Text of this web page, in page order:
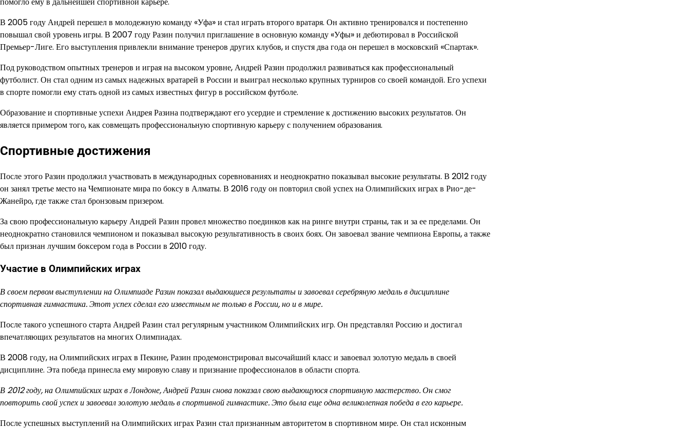
В 2005 году Андрей перешел в молодежную команду «Уфа» и стал играть второго вратаря. Он активно тренировался и постепенно
повышал свой уровень игры. В 2007 году Разин получил приглашение в основную команду «Уфы» и дебютировал в Российской
Премьер-Лиге. Его выступления привлекли внимание тренеров других клубов, и спустя два года он перешел в московский «Спартак».
Под руководством опытных тренеров и играя на высоком уровне, Андрей Разин продолжил развиваться как профессиональный
футболист. Он стал одним из самых надежных вратарей в России и выиграл несколько крупных турниров со своей командой. Его успехи
в спорте помогли ему стать одной из самых известных фигур в российском футболе.
Образование и спортивные успехи Андрея Разина подтверждают его усердие и стремление к достижению высоких результатов. Он
является примером того, как совмещать профессиональную спортивную карьеру с получением образования.
Спортивные достижения
После этого Разин продолжил участвовать в международных соревнованиях и неоднократно показывал высокие результаты. В 2012 году
он занял третье место на Чемпионате мира по боксу в Алматы. В 2016 году он повторил свой успех на Олимпийских играх в Рио-де-
Жанейро, где также стал бронзовым призером.
За свою профессиональную карьеру Андрей Разин провел множество поединков как на ринге внутри страны, так и за ее пределами. Он
неоднократно становился чемпионом и показывал высокую результативность в своих боях. Он завоевал звание чемпиона Европы, а также
был признан лучшим боксером года в России в 2010 году.
Участие в Олимпийских играх
В своем первом выступлении на Олимпиаде Разин показал выдающиеся результаты и завоевал серебряную медаль в дисциплине
спортивная гимнастика. Этот успех сделал его известным не только в России, но и в мире.
После такого успешного старта Андрей Разин стал регулярным участником Олимпийских игр. Он представлял Россию и достигал
впечатляющих результатов на многих Олимпиадах.
В 2008 году, на Олимпийских играх в Пекине, Разин продемонстрировал высочайший класс и завоевал золотую медаль в своей
дисциплине. Эта победа принесла ему мировую славу и признание профессионалов в области спорта.
В 2012 году, на Олимпийских играх в Лондоне, Андрей Разин снова показал свою выдающуюся спортивную мастерство. Он смог
повторить свой успех и завоевал золотую медаль в спортивной гимнастике. Это была еще одна великолепная победа в его карьере.
После успешных выступлений на Олимпийских играх Разин стал признанным авторитетом в спортивном мире. Он стал исконным